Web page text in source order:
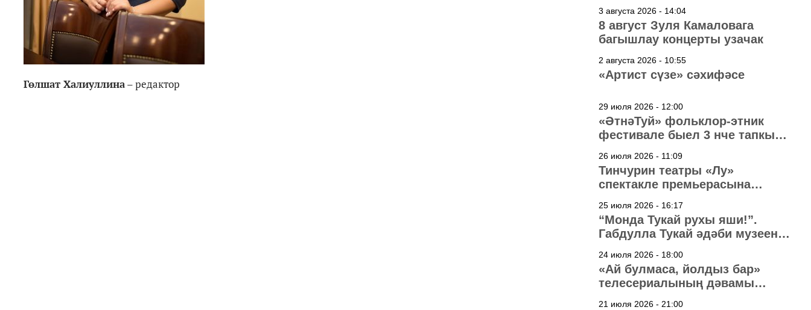
Гөлшат Халиуллина– редактор
3 августа 2026 - 14:04
8 август Зуля Камаловага
багышлау концерты узачак
2 августа 2026 - 10:55
«Артист сүзе» сәхифәсе
29 июля 2026 - 12:00
«ӘтнәТуй» фольклор-этник
фестивале быел 3 нче тапкыр
26 июля 2026 - 11:09
Тинчурин театры «Лу»
спектакле премьерасына
25 июля 2026 - 16:17
“Монда Тукай рухы яши!”.
Габдулла Тукай әдәби музеена
24 июля 2026 - 18:00
«Ай булмаса, йолдыз бар»
телесериалының дәвамы
21 июля 2026 - 21:00